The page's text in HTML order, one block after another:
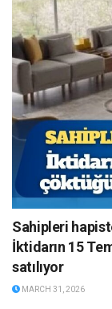
Sahipleri
İktidarın 15
satılıyor
MARCH 31, 2026